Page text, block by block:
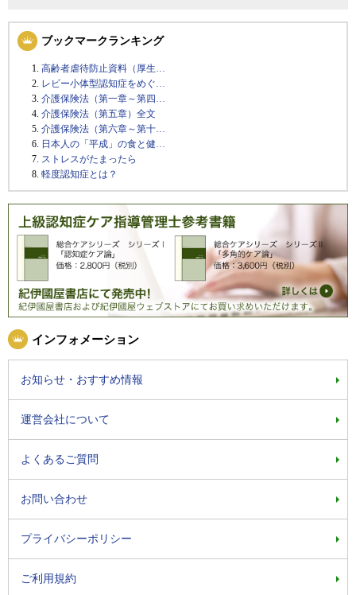
ブックマークランキング
高齢者虐待防止資料（厚生…
レビー小体型認知症をめぐ…
介護保険法（第一章～第四…
介護保険法（第五章）全文
介護保険法（第六章～第十…
日本人の「平成」の食と健…
ストレスがたまったら
軽度認知症とは？
インフォメーション
お知らせ・おすすめ情報
運営会社について
よくあるご質問
お問い合わせ
プライバシーポリシー
ご利用規約